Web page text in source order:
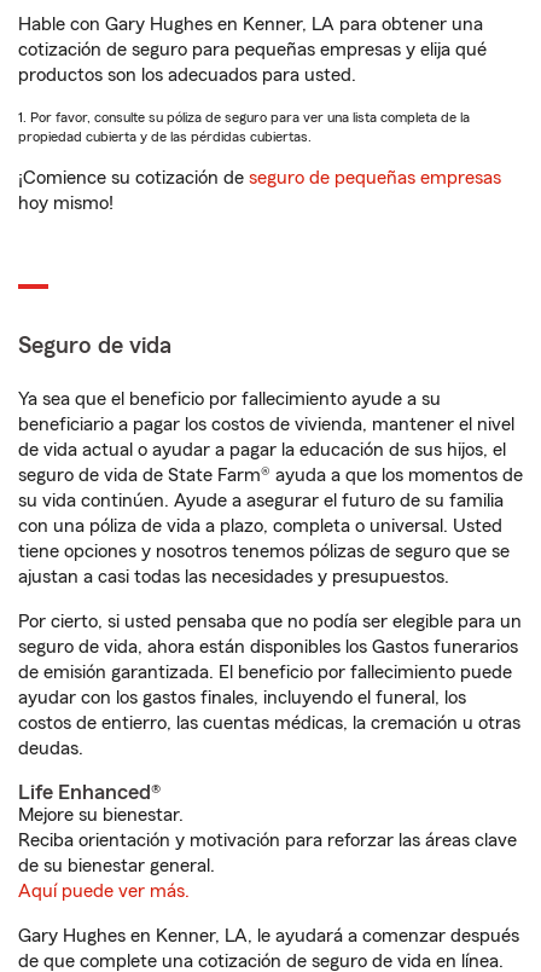
Hable con Gary Hughes en Kenner, LA para obtener una
cotización de seguro para pequeñas empresas y elija qué
productos son los adecuados para usted.
1. Por favor, consulte su póliza de seguro para ver una lista completa de la
propiedad cubierta y de las pérdidas cubiertas.
¡Comience su cotización de seguro de pequeñas empresas
hoy mismo!
Seguro de vida
Ya sea que el beneficio por fallecimiento ayude a su
beneficiario a pagar los costos de vivienda, mantener el nivel
de vida actual o ayudar a pagar la educación de sus hijos, el
seguro de vida de State Farm® ayuda a que los momentos de
su vida continúen. Ayude a asegurar el futuro de su familia
con una póliza de vida a plazo, completa o universal. Usted
tiene opciones y nosotros tenemos pólizas de seguro que se
ajustan a casi todas las necesidades y presupuestos.
Por cierto, si usted pensaba que no podía ser elegible para un
seguro de vida, ahora están disponibles los Gastos funerarios
de emisión garantizada. El beneficio por fallecimiento puede
ayudar con los gastos finales, incluyendo el funeral, los
costos de entierro, las cuentas médicas, la cremación u otras
deudas.
Life Enhanced®
Mejore su bienestar.
Reciba orientación y motivación para reforzar las áreas clave
de su bienestar general.
Aquí puede ver más.
Gary Hughes en Kenner, LA, le ayudará a comenzar después
de que complete una cotización de seguro de vida en línea.